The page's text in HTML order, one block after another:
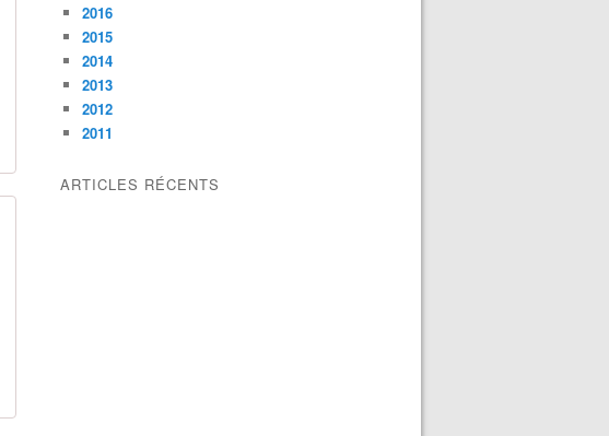
2016
2015
2014
2013
2012
2011
ARTICLES RÉCENTS